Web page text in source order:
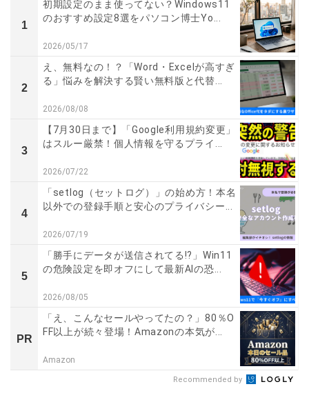
1
初期設定のまま使ってない？Windows11
のおすすめ設定8選をパソコン博士Yo...
2026/05/17
2
え、無料なの！？「Word・Excelが高すぎ
る」悩みを解決する賢い無料版と代替...
2026/08/08
3
【7月30日まで】「Google利用規約変更」
はスルー厳禁！個人情報を守るプライ...
2026/07/22
4
「setlog（セットログ）」の始め方！本名
以外での登録手順と安心のプライバシー...
2026/07/19
5
「勝手にデータが送信されてる!?」Win11
の危険設定を即オフにして最新AIの恐...
2026/08/05
PR
「え、こんなセールやってたの？」80％O
FF以上が続々登場！Amazonの本気が...
Amazon
Recommended by